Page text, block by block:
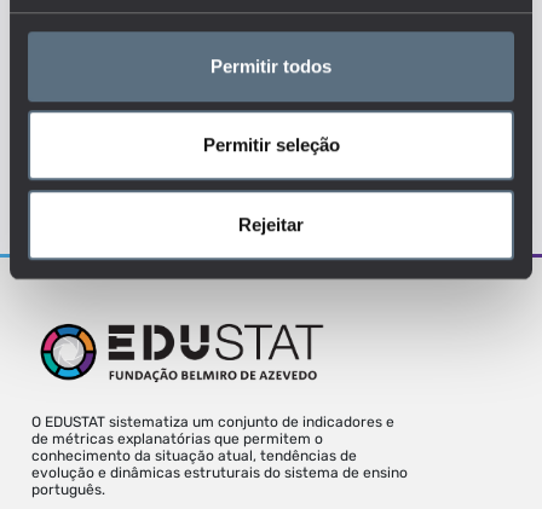
Permitir todos
Permitir seleção
Rejeitar
Para uma melhor experiência deve aceder
O EDUSTAT sistematiza um conjunto de indicadores e
de métricas explanatórias que permitem o
conhecimento da situação atual, tendências de
evolução e dinâmicas estruturais do sistema de ensino
português.